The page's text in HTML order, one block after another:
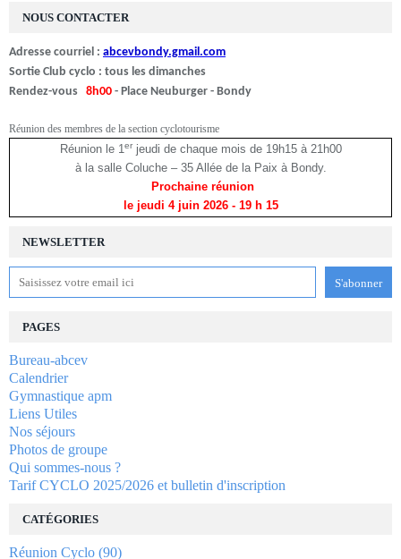
NEWSLETTER
PAGES
Bureau-abcev
Calendrier
Gymnastique apm
Liens Utiles
Nos séjours
Photos de groupe
Qui sommes-nous ?
Tarif CYCLO 2025/2026 et bulletin d'inscription
CATÉGORIES
Réunion Cyclo (90)
NOUS CONTACTER
Adresse courriel : abcevbondy.gmail.com
Sortie Club cyclo : tous les dimanches
Rendez-vous 8h00 - Place Neuburger - Bondy
Réunion des membres de la section cyclotourisme
Réunion le 1erjeudi de chaque mois de 19h15 à 21h00
à la salle Coluche – 35 Allée de la Paix à Bondy.
Prochaine réunion
le jeudi 4 juin 2026 - 19 h 15